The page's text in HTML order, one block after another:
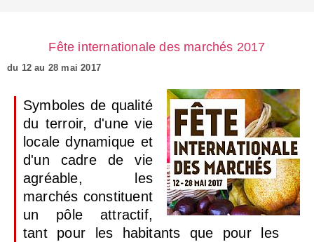
Fête internationale des marchés 2017
du 12 au 28 mai 2017
Symboles de qualité
du terroir, d'une vie
locale dynamique et
d'un cadre de vie
agréable, les
marchés constituent
un pôle attractif,
tant pour les habitants que pour les